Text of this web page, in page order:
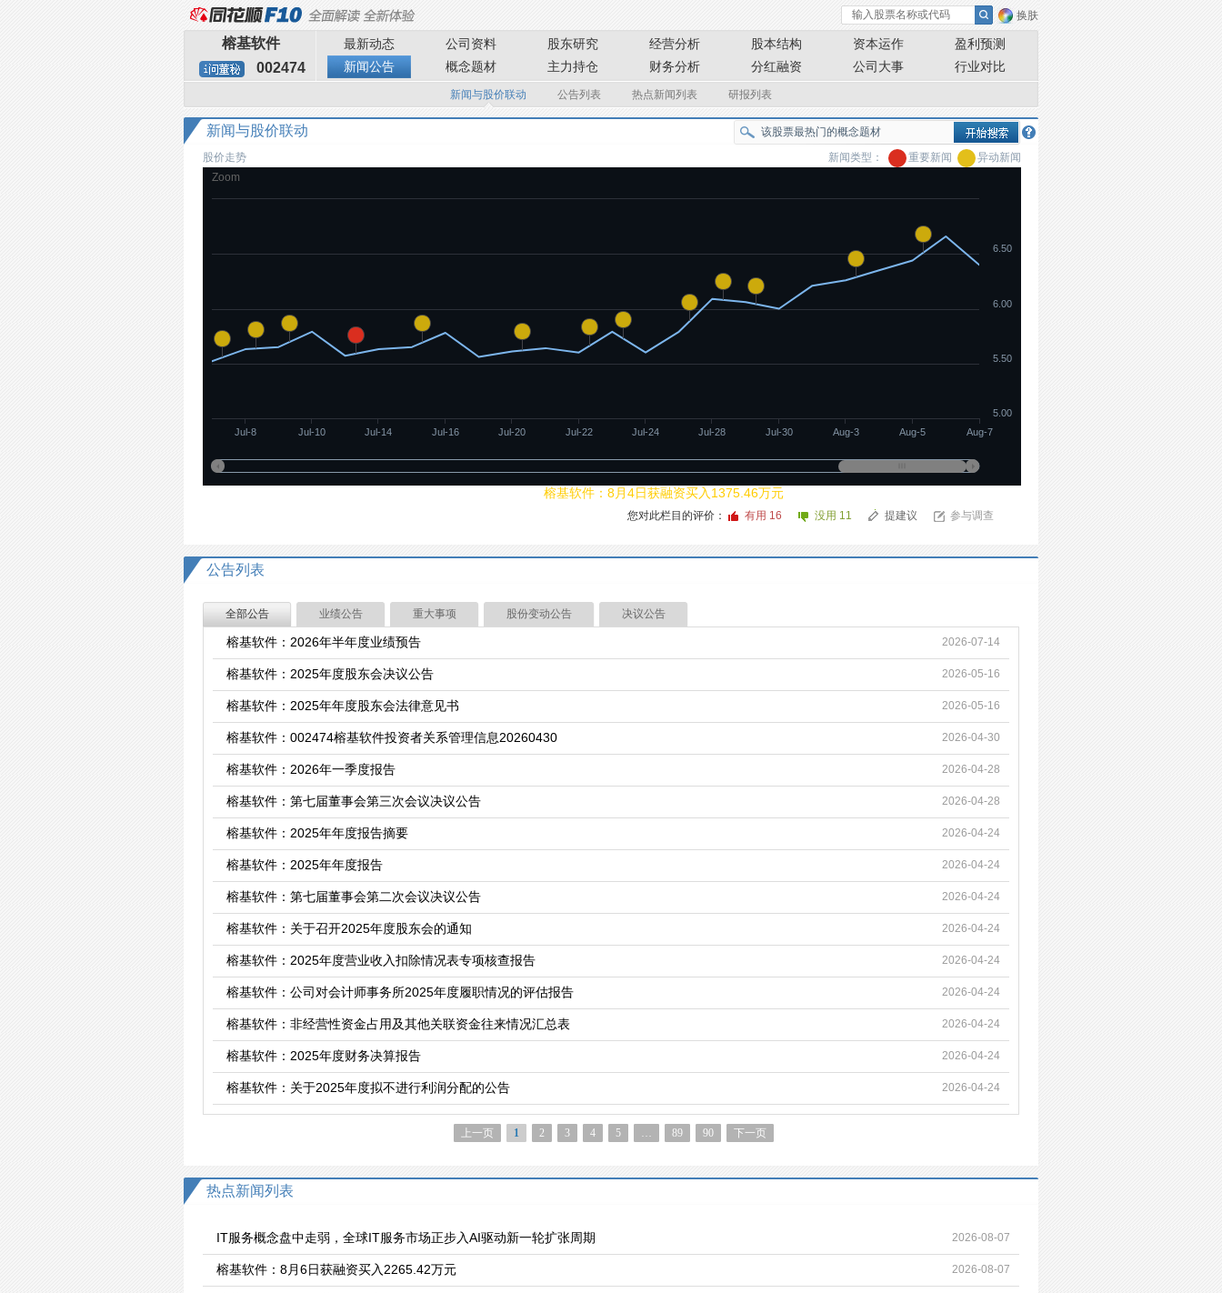
换肤
榕基软件
002474
最新动态 公司资料 股东研究 经营分析 股本结构 资本运作
盈利预测
新闻公告
概念题材 主力持仓 财务分析 分红融资 公司大事 行业对比
新闻与股价联动 公告列表 热点新闻列表 研报列表
新闻与股价联动
新闻类型： 重要新闻 异动新闻
股价走势
Zoom
Jul-8 Jul-10 Jul-14 Jul-16 Jul-20 Jul-22 Jul-24 Jul-28 Jul-30 Aug-3 Aug-5 Aug-7
5.00
5.50
6.00
6.50
榕基软件：8月4日获融资买入1375.46万元
您对此栏目的评价： 有用 16 没用 11 提建议 参与调查
公告列表
全部公告 业绩公告 重大事项 股份变动公告 决议公告
2026-07-14
榕基软件：2026年半年度业绩预告
2026-05-16
榕基软件：2025年度股东会决议公告
2026-05-16
榕基软件：2025年年度股东会法律意见书
2026-04-30
榕基软件：002474榕基软件投资者关系管理信息20260430
2026-04-28
榕基软件：2026年一季度报告
2026-04-28
榕基软件：第七届董事会第三次会议决议公告
2026-04-24
榕基软件：2025年年度报告摘要
2026-04-24
榕基软件：2025年年度报告
2026-04-24
榕基软件：第七届董事会第二次会议决议公告
2026-04-24
榕基软件：关于召开2025年度股东会的通知
2026-04-24
榕基软件：2025年度营业收入扣除情况表专项核查报告
2026-04-24
榕基软件：公司对会计师事务所2025年度履职情况的评估报告
2026-04-24
榕基软件：非经营性资金占用及其他关联资金往来情况汇总表
2026-04-24
榕基软件：2025年度财务决算报告
2026-04-24
榕基软件：关于2025年度拟不进行利润分配的公告
上一页 1 2 3 4 5 … 89 90 下一页
热点新闻列表
IT服务概念盘中走弱，全球IT服务市场正步入AI驱动新一轮扩张周期 2026-08-07
榕基软件：8月6日获融资买入2265.42万元 2026-08-07